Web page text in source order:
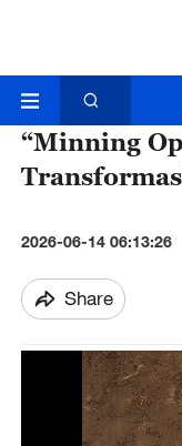
“Minning
2026-06-14 06:13:26
Share